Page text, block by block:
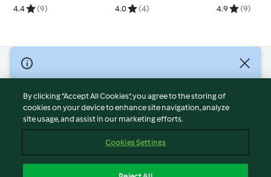
4.4 (9) 4.0 (4) 4.9 (9)
© Copyright 2026
Terms of Service
Privacy Policy
Disclaimer
Cookies
By clicking “Accept All Cookies”, you agree to the storing of
cookies on your device to enhance site navigation, analyze
site usage, and assist in our marketing efforts.
Cookies Settings